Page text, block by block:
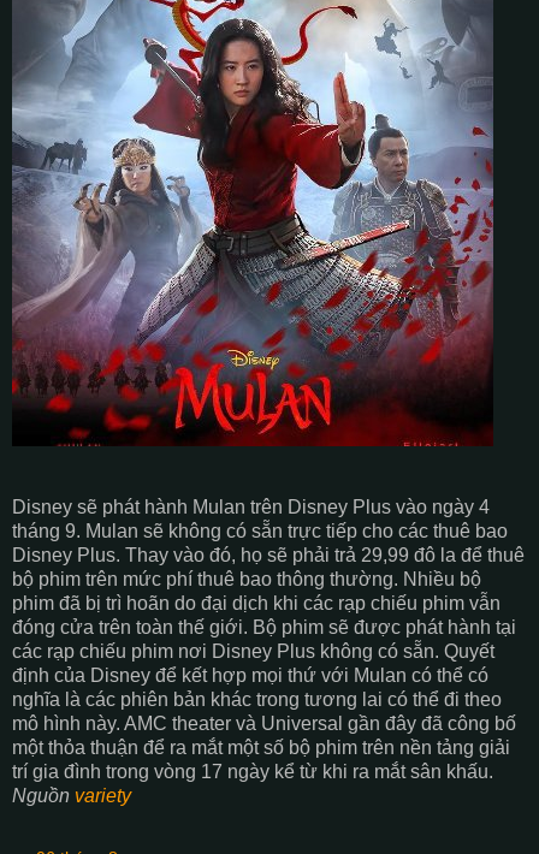
Disney sẽ phát hành Mulan trên Disney Plus vào ngày 4
tháng 9. Mulan sẽ không có sẵn trực tiếp cho các thuê bao
Disney Plus. Thay vào đó, họ sẽ phải trả 29,99 đô la để thuê
bộ phim trên mức phí thuê bao thông thường. Nhiều bộ
phim đã bị trì hoãn do đại dịch khi các rạp chiếu phim vẫn
đóng cửa trên toàn thế giới. Bộ phim sẽ được phát hành tại
các rạp chiếu phim nơi Disney Plus không có sẵn. Quyết
định của Disney để kết hợp mọi thứ với Mulan có thể có
nghĩa là các phiên bản khác trong tương lai có thể đi theo
mô hình này. AMC theater và Universal gần đây đã công bố
một thỏa thuận để ra mắt một số bộ phim trên nền tảng giải
trí gia đình trong vòng 17 ngày kể từ khi ra mắt sân khấu.
Nguồn variety